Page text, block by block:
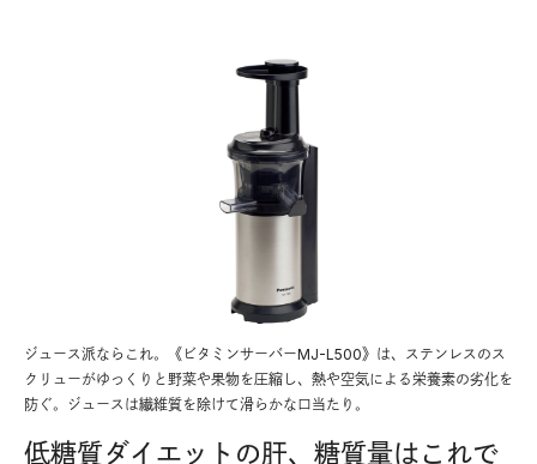
ジュース派ならこれ。《ビタミンサーバーMJ-L500》は、ステンレスのス
クリューがゆっくりと野菜や果物を圧縮し、熱や空気による栄養素の劣化を
防ぐ。ジュースは繊維質を除けて滑らかな口当たり。
低糖質ダイエットの肝、糖質量はこれで